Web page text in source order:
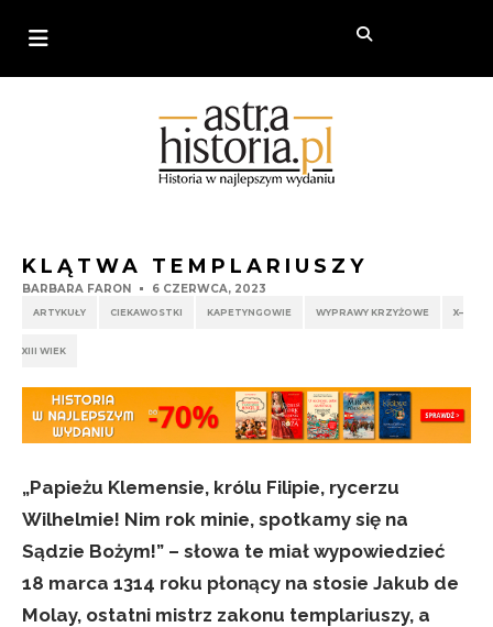
KLĄTWA TEMPLARIUSZY
BARBARA FARON 6 CZERWCA, 2023
ARTYKUŁY CIEKAWOSTKI KAPETYNGOWIE WYPRAWY KRZYŻOWE X–
XIII WIEK
„Papieżu Klemensie, królu Filipie, rycerzu
Wilhelmie! Nim rok minie, spotkamy się na
Sądzie Bożym!” – słowa te miał wypowiedzieć
18 marca 1314 roku płonący na stosie Jakub de
Molay, ostatni mistrz zakonu templariuszy, a